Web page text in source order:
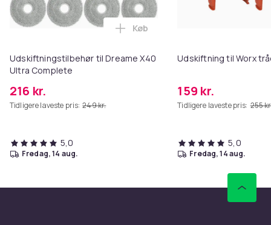
Udskiftningstilbehør til Dreame X40
Ultra Complete
216 kr.
Tidligere laveste pris: 249 kr.
Læg Udskiftningstilbehør til
Køb
5,0
fredag, 14 aug.
Udskiftning til Worx
159 kr.
Tidligere laveste pris: 255
5,0
fredag, 14 aug.